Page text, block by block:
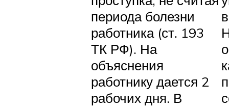
периода болезни
работника (ст. 193
ТК РФ). На
объяснения
работнику дается 2
рабочих дня. В